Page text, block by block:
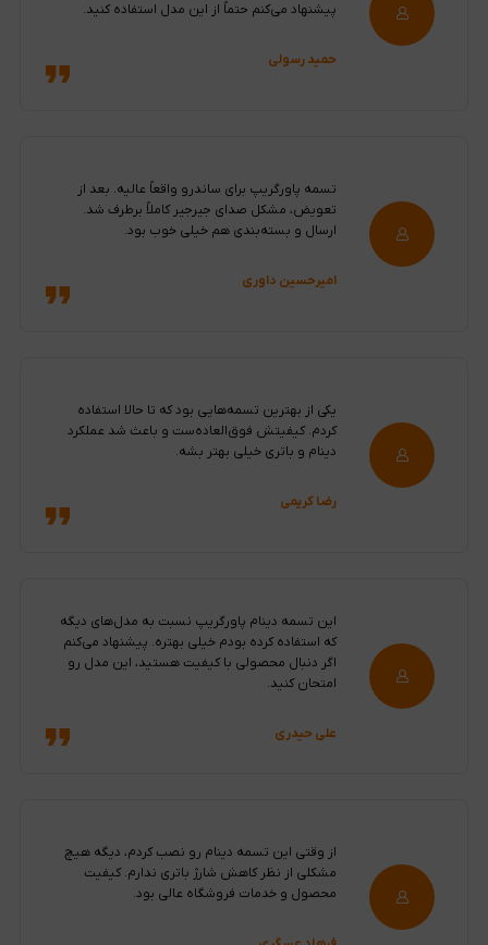
پیشنهاد می‌کنم حتماً از این مدل استفاده کنید.
حمید رسولی
تسمه پاورگریپ برای ساندرو واقعاً عالیه. بعد از
تعویض، مشکل صدای جیرجیر کاملاً برطرف شد.
ارسال و بسته‌بندی هم خیلی خوب بود.
امیرحسین داوری
یکی از بهترین تسمه‌هایی بود که تا حالا استفاده
کردم. کیفیتش فوق‌العاده‌ست و باعث شد عملکرد
دینام و باتری خیلی بهتر بشه.
رضا کریمی
این تسمه دینام پاورگریپ نسبت به مدل‌های دیگه
که استفاده کرده بودم خیلی بهتره. پیشنهاد می‌کنم
اگر دنبال محصولی با کیفیت هستید، این مدل رو
امتحان کنید.
علی حیدری
از وقتی این تسمه دینام رو نصب کردم، دیگه هیچ
مشکلی از نظر کاهش شارژ باتری ندارم. کیفیت
محصول و خدمات فروشگاه عالی بود.